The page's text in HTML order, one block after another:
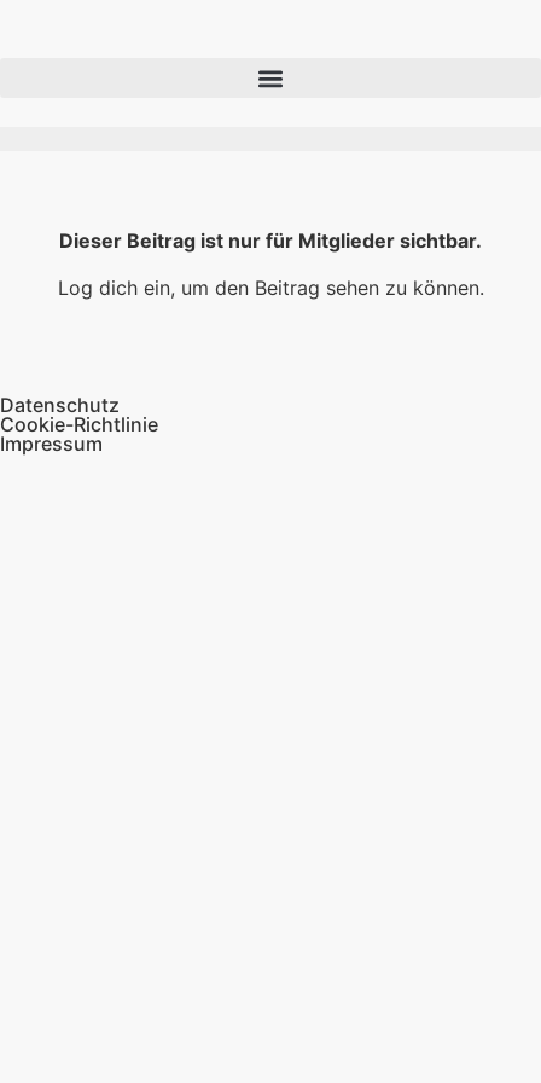
Dieser Beitrag ist nur für Mitglieder sichtbar.
Log dich ein, um den Beitrag sehen zu können.
Datenschutz
Cookie-Richtlinie
Impressum